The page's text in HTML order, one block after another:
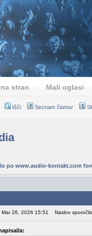
stran Mali oglasi
Išči Seznam članov
po www.audio-kontakt.com
26, 2026 15:51 Naslov
a: